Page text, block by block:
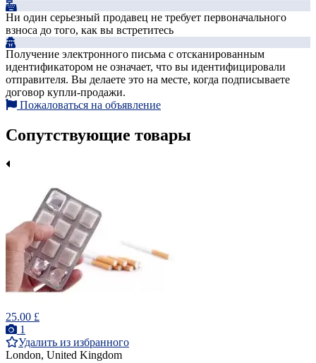
Ни один серьезный продавец не требует первоначального
взноса до того, как вы встретитесь
Получение электронного письма с отсканированным
идентификатором не означает, что вы идентифицировали
отправителя. Вы делаете это на месте, когда подписываете
договор купли-продажи.
Пожаловаться на объявление
Сопутствующие товары
25.00 £
1
Удалить из избранного
London, United Kingdom